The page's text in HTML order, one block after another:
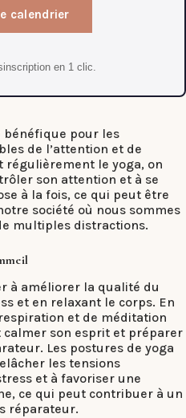
calendrier
en 1 clic.
bénéfique pour les
de l’attention et de
régulièrement le yoga, on
son attention et à se
à la fois, ce qui peut être
société où nous sommes
multiples distractions.
à améliorer la qualité du
et en relaxant le corps. En
et de méditation
calmer son esprit et préparer
Les postures de yoga
les tensions
et à favoriser une
ce qui peut contribuer à un
réparateur.